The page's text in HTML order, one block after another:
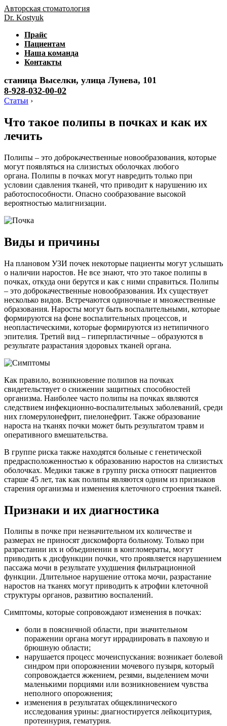
Авторская стоматология
Dr. Kostyuk
Прайс
Пациентам
Наша команда
Контакты
станица Выселки, улица Лунева, 101
8-928-032-00-02
Статьи ›
Что такое полипы в почках и как их
лечить
Полипы – это доброкачественные новообразования, которые
могут появляться на слизистых оболочках любого
органа. Полипы в почках могут навредить только при
условии сдавления тканей, что приводит к нарушению их
работоспособности. Опасно сообразование высокой
вероятностью малигнизации.
Виды и причины
На плановом УЗИ почек некоторые пациенты могут услышать
о наличии наростов. Не все знают, что это такое полипы в
почках, откуда они берутся и как с ними справиться. Полипы
– это доброкачественные новообразования. Их существует
несколько видов. Встречаются одиночные и множественные
образования. Наросты могут быть воспалительными, которые
формируются на фоне воспалительных процессов, и
неопластическими, которые формируются из нетипичного
эпителия. Третий вид – гиперпластичные – образуются в
результате разрастания здоровых тканей органа.
Как правило, возникновение полипов на почках
свидетельствует о снижении защитных способностей
организма. Наиболее часто полипы на почках являются
следствием инфекционно-воспалительных заболеваний, среди
них гломерулонефрит, пиелонефрит. Также образование
нароста на тканях почки может быть результатом травм и
оперативного вмешательства.
В группе риска также находятся больные с генетической
предрасположенностью к образованию наростов на слизистых
оболочках. Медики также в группу риска относят пациентов
старше 45 лет, так как полипы являются одним из признаков
старения организма и изменения клеточного строения тканей.
Признаки и их диагностика
Полипы в почке при незначительном их количестве и
размерах не приносят дискомфорта больному. Только при
разрастании их и объединении в конгломераты, могут
приводить к дисфункции почки, что проявляется нарушением
пассажа мочи в результате ухудшения фильтрационной
функции. Длительное нарушение оттока мочи, разрастание
наростов на тканях могут приводить к атрофии клеточной
структуры органов, развитию воспалений.
Симптомы, которые сопровождают изменения в почках:
боли в поясничной области, при значительном
поражении органа могут иррадиировать в паховую и
брюшную области;
нарушается процесс мочеиспускания: возникает болевой
синдром при опорожнении мочевого пузыря, который
сопровождается жжением, резями, выделением мочи
маленькими порциями или возникновением чувства
неполного опорожнения;
изменения в результатах общеклинического
исследования урины: диагностируется лейкоцитурия,
протеинурия, гематурия.